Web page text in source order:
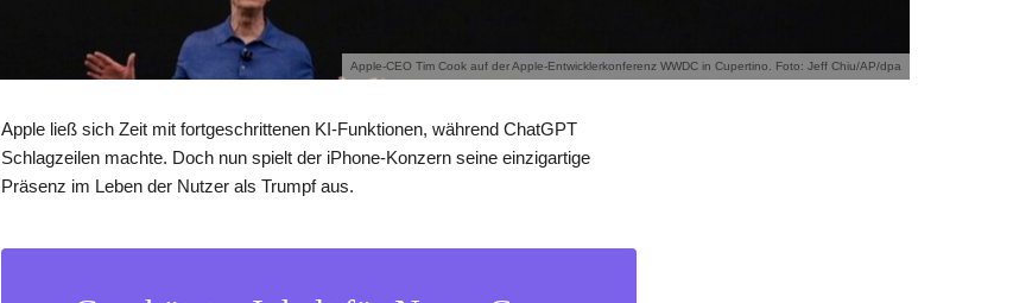
Apple-CEO Tim Cook auf der Apple-Entwicklerkonferenz WWDC in Cupertino. Foto: Jeff Chiu/AP/dpa
Apple ließ sich Zeit mit fortgeschrittenen KI-Funktionen, während ChatGPT
Schlagzeilen machte. Doch nun spielt der iPhone-Konzern seine einzigartige
Präsenz im Leben der Nutzer als Trumpf aus.